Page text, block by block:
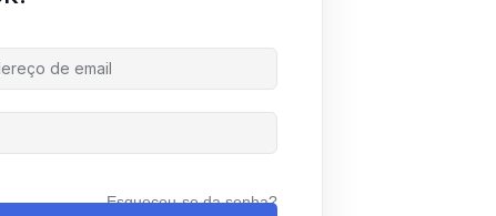
Esqueceu-se da senha?